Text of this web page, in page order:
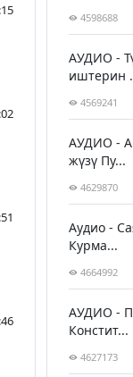
4598688
АУДИО -
иштерин
4569241
АУДИО -
жүзү Пу...
4629870
Аудио -
Курма...
4664992
АУДИО -
Констит...
4627173